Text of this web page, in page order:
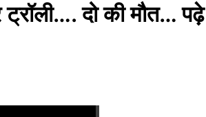
दो की मौत… पढ़े